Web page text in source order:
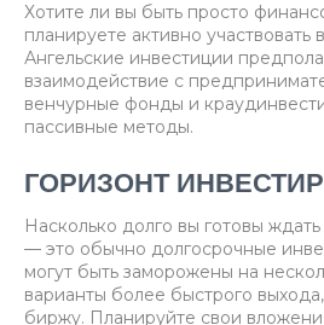
Хотите ли вы быть просто
планируете активно участвовать
Ангельские инвестиции
взаимодействие с
венчурные фонды и
пассивные методы.
ГОРИЗОНТ
Насколько долго вы готовы
— это обычно долгосрочные
могут быть заморожены на
варианты более быстрого
биржу. Планируйте свои